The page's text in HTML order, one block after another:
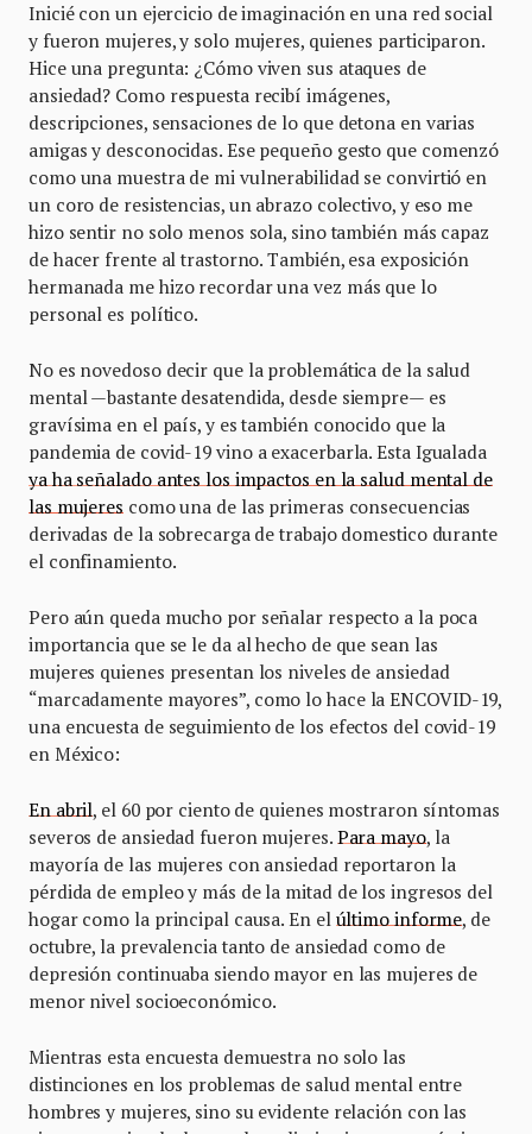
Inicié con un ejercicio de imaginación en una red social
y fueron mujeres, y solo mujeres, quienes participaron.
Hice una pregunta: ¿Cómo viven sus ataques de
ansiedad? Como respuesta recibí imágenes,
descripciones, sensaciones de lo que detona en varias
amigas y desconocidas. Ese pequeño gesto que comenzó
como una muestra de mi vulnerabilidad se convirtió en
un coro de resistencias, un abrazo colectivo, y eso me
hizo sentir no solo menos sola, sino también más capaz
de hacer frente al trastorno. También, esa exposición
hermanada me hizo recordar una vez más que lo
personal es político.
No es novedoso decir que la problemática de la salud
mental —bastante desatendida, desde siempre— es
gravísima en el país, y es también conocido que la
pandemia de covid-19 vino a exacerbarla. Esta Igualada
ya ha señalado antes los impactos en la salud mental de
las mujerescomo una de las primeras consecuencias
derivadas de la sobrecarga de trabajo domestico durante
el confinamiento.
Pero aún queda mucho por señalar respecto a la poca
importancia que se le da al hecho de que sean las
mujeres quienes presentan los niveles de ansiedad
“marcadamente mayores”, como lo hace la ENCOVID-19,
una encuesta de seguimiento de los efectos del covid-19
en México:
En abril, el 60 por ciento de quienes mostraron síntomas
severos de ansiedad fueron mujeres. Para mayo, la
mayoría de las mujeres con ansiedad reportaron la
pérdida de empleo y más de la mitad de los ingresos del
hogar como la principal causa. En el último informe, de
octubre, la prevalencia tanto de ansiedad como de
depresión continuaba siendo mayor en las mujeres de
menor nivel socioeconómico.
Mientras esta encuesta demuestra no solo las
distinciones en los problemas de salud mental entre
hombres y mujeres, sino su evidente relación con las